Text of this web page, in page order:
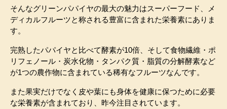
そんなグリーンパパイヤの最大の魅力はスーパーフード、メ
ディカルフルーツと称される豊富に含まれた栄養素にありま
す。
完熟したパパイヤと比べて酵素が10倍、そして食物繊維・ポ
リフェノール・炭水化物・タンパク質・脂質の分解酵素など
が1つの農作物に含まれている稀有なフルーツなんです。
また果実だけでなく皮や葉にも身体を健康に保つために必要
な栄養素が含まれており、昨今注目されています。